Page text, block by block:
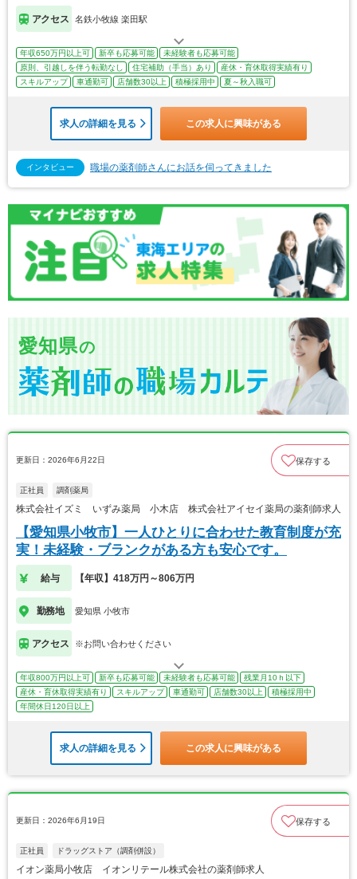
アクセス 名鉄小牧線 楽田駅
年収650万円以上可 新卒も応募可能
未経験者も応募可能
原則、引越しを伴う転勤なし
住宅補助（手当）あり
産休・育休取得実績有り
スキルアップ
車通勤可 店舗数30以上 積極採用中 夏～秋入職可
求人の詳細を見る この求人に興味がある
インタビュー 職場の薬剤師さんにお話を伺ってきました
愛知県の
更新日：2026年6月22日 保存する
正社員 調剤薬局
株式会社イズミ いずみ薬局 小木店 株式会社アイセイ薬局の薬剤師求人
【愛知県小牧市】一人ひとりに合わせた教育制度が充
実！未経験・ブランクがある方も安心です。
給与 【年収】418万円～806万円
勤務地 愛知県 小牧市
アクセス ※お問い合わせください
年収800万円以上可 新卒も応募可能 未経験者も応募可能
残業月10ｈ以下
産休・育休取得実績有り
スキルアップ 車通勤可 店舗数30以上
積極採用中
年間休日120日以上
求人の詳細を見る この求人に興味がある
更新日：2026年6月19日 保存する
正社員 ドラッグストア（調剤併設）
イオン薬局小牧店 イオンリテール株式会社の薬剤師求人